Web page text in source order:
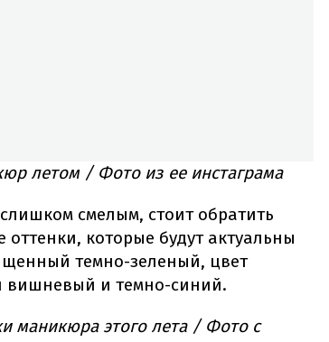
летом / Фото из ее инстаграма
смелым, стоит обратить
которые будут актуальны
темно-зеленый, цвет
вишневый и темно-синий.
маникюра этого лета / Фото с